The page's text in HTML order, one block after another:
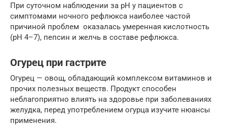
При суточном наблюдении за pH у пациентов с
симптомами ночного рефлюкса наиболее частой
причиной проблем оказалась умеренная кислотность
(pH 4–7), пепсин и желчь в составе рефлюкса.
Огурец при гастрите
Огурец — овощ, обладающий комплексом витаминов и
прочих полезных веществ. Продукт способен
неблагоприятно влиять на здоровье при заболеваниях
желудка, перед употреблением огурца изучите нюансы
применения.